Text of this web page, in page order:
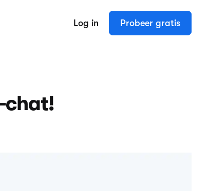
Log in Probeer gratis
chat!